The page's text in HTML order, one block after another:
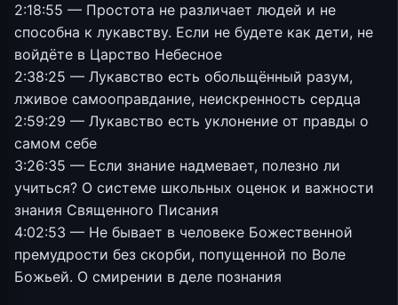
2:18:55 — Простота не различает людей и не
способна к лукавству. Если не будете как дети, не
войдёте в Царство Небесное
2:38:25 — Лукавство есть обольщённый разум,
лживое самооправдание, неискренность сердца
2:59:29 — Лукавство есть уклонение от правды о
самом себе
3:26:35 — Если знание надмевает, полезно ли
учиться? О системе школьных оценок и важности
знания Священного Писания
4:02:53 — Не бывает в человеке Божественной
премудрости без скорби, попущенной по Воле
Божьей. О смирении в деле познания